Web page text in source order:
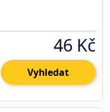
46 Kč
Vyhledat